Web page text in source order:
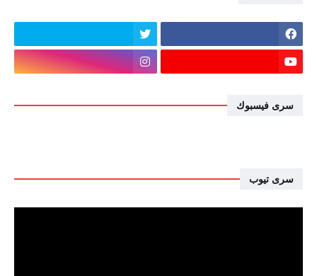
سرى فيسبوك
سرى تيوب